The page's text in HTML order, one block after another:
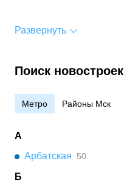
Развернуть
Поиск новостроек
Метро Районы Мск
А
Арбатская
50
Б